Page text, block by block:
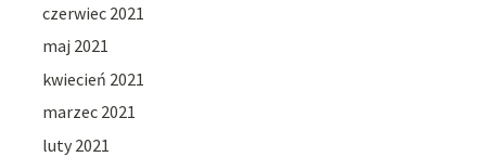
czerwiec 2021
maj 2021
kwiecień 2021
marzec 2021
luty 2021